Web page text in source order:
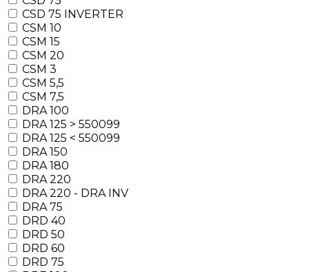
CSD 75 INVERTER
CSM 10
CSM 15
CSM 20
CSM 3
CSM 5,5
CSM 7,5
DRA 100
DRA 125 > 550099
DRA 125 < 550099
DRA 150
DRA 180
DRA 220
DRA 220 - DRA INV
DRA 75
DRD 40
DRD 50
DRD 60
DRD 75